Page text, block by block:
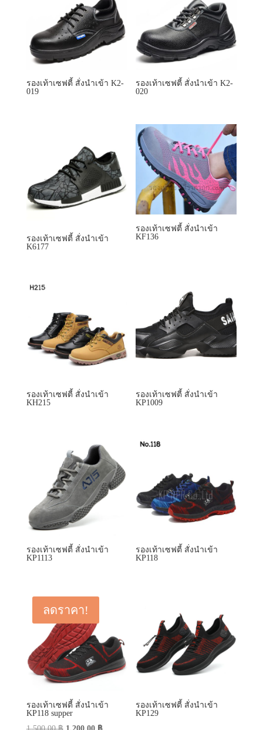
รองเท้าเซฟตี้ สั่งนำเข้า K2-
019
รองเท้าเซฟตี้ สั่งนำเข้า K2-
020
รองเท้าเซฟตี้ สั่งนำเข้า
K6177
รองเท้าเซฟตี้ สั่งนำเข้า
KF136
รองเท้าเซฟตี้ สั่งนำเข้า
KH215
รองเท้าเซฟตี้ สั่งนำเข้า
KP1009
รองเท้าเซฟตี้ สั่งนำเข้า
KP1113
รองเท้าเซฟตี้ สั่งนำเข้า
KP118
ลดราคา!
รองเท้าเซฟตี้ สั่งนำเข้า
KP118 supper
Original
Current
รองเท้าเซฟตี้ สั่งนำเข้า
KP129